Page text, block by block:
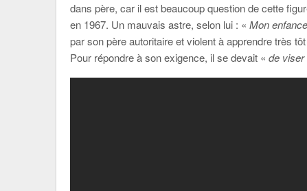
dans père, car il est beaucoup question de cette
en 1967. Un mauvais astre, selon lui : « Mon
par son père autoritaire et violent à apprendre très
Pour répondre à son exigence, il se devait « de viser